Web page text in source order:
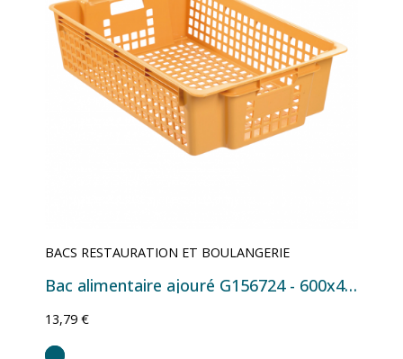
BACS RESTAURATION ET BOULANGERIE
Bac alimentaire ajouré G156724 - 600x400x120 mm - 20 L Beige
13,79 €